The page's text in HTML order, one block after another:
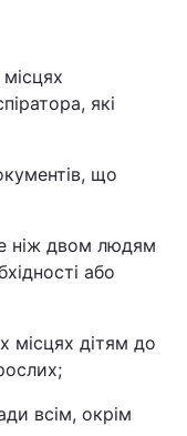
які
що
ніж двом людям
або
місцях дітям до
всім, окрім